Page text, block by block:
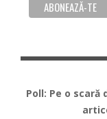
Poll: Pe o